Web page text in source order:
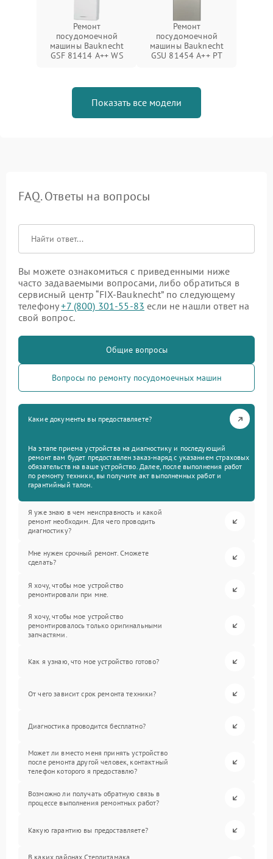
Ремонт
посудомоечной
машины Bauknecht
GSF 81414 A++ WS
Ремонт
посудомоечной
машины Bauknecht
GSU 81454 A++ PT
Показать все модели
FAQ. Ответы на вопросы
Вы можете ознакомиться с приведенными ниже
часто задаваемыми вопросами, либо обратиться в
сервисный центр “FIX-Bauknecht” по следующему
телефону+7 (800) 301-55-83 если не нашли ответ на
свой вопрос.
Общие вопросы
Вопросы по ремонту посудомоечных машин
Какие документы вы предоставляете?
На этапе приема устройства на диагностику и последующий
ремонт вам будет предоставлен заказ-наряд с указанием страховых
обязательств на ваше устройство. Далее, после выполнения работ
по ремонту техники, вы получите акт выполненных работ и
гарантийный талон.
Я уже знаю в чем неисправность и какой
ремонт необходим. Для чего проводить
диагностику?
Мне нужен срочный ремонт. Сможете
сделать?
Я хочу, чтобы мое устройство
ремонтировали при мне.
Я хочу, чтобы мое устройство
ремонтировалось только оригинальными
запчастями.
Как я узнаю, что мое устройство готово?
От чего зависит срок ремонта техники?
Диагностика проводится бесплатно?
Может ли вместо меня принять устройство
после ремонта другой человек, контактный
телефон которого я предоставлю?
Возможно ли получать обратную связь в
процессе выполнения ремонтных работ?
Какую гарантию вы предоставляете?
В каких районах Стерлитамака